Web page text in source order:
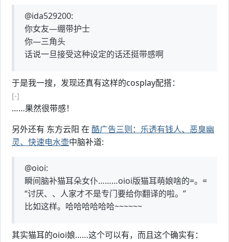
@ida529200:
你女友—绷带护士
你—三角头
话说一旦接受这种设定的话还挺带感啊
于是我一搜，发现还真有这样的cosplay配搭：
[-]
……果然很带感！
另外还有 东方云阳 在 酷广告三则：乐透有钱人、恶臭幽
灵、快速电水壶中脑补道:
@oioi:
瞬间脑补猫耳朵女仆………oioi版猫耳萌娘啥的=。=
“讨厌、、人家才不是专门要给你翻译的啦。”
比如这样。哈哈哈哈哈哈~~~~~~
其实猫耳的oioi娘……这个可以有，而且这个确实有：